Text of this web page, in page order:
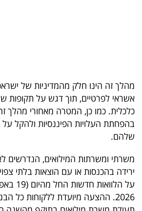
המילון
הכלכלי
פודקאסט
UNDER
40
מהלך זה הינו חלק מהמדיניות של
אשראי לפרטיים, תוך דגש על תקופות
כלכלית. כמו כן, המטרה מאחורי מהלך
בהפחתת העלויות הפיננסיות ולהקל
שלהם.
משרתי ומשרתות המילואים, הנדרשים
ירידה בהכנסות או עם הוצאות בלתי
2026. ההצעה מיועדת ללקוחות כל